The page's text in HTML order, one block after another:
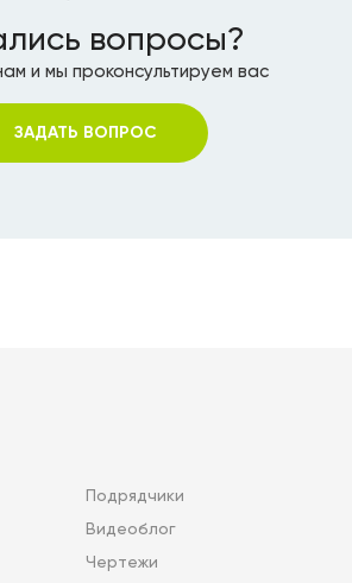
вопросы?
и мы проконсультируем вас
ЗАДАТЬ ВОПРОС
Подрядчики
Видеоблог
Чертежи